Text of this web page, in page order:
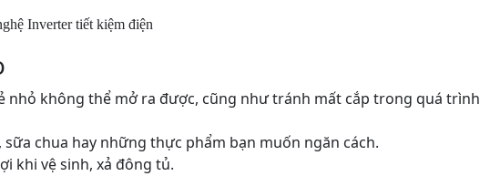
Inverter tiết kiệm điện
nhỏ không thể mở ra được, cũng như tránh mất cắp trong quá trình
sữa chua hay những thực phẩm bạn muốn ngăn cách.
khi vệ sinh, xả đông tủ.